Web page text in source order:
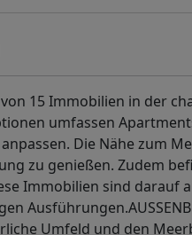
15 Immobilien in der
umfassen
Die Nähe zum
zu genießen. Zudem
Immobilien sind
Umfeld und den